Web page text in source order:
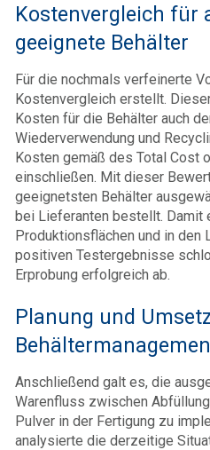
Kostenvergleich für
geeignete Behälter
Für die nochmals verfeinerte
Kostenvergleich erstellt.
Kosten für die Behälter auch
Wiederverwendung und
Kosten gemäß des Total Cost
einschließen. Mit dieser
geeignetsten Behälter
bei Lieferanten bestellt. Damit
Produktionsflächen und in den
positiven Testergebnisse
Erprobung erfolgreich ab.
Planung und
Anschließend galt es, die
Warenfluss zwischen
Pulver in der Fertigung zu
analysierte die derzeitige